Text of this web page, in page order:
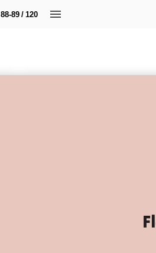
88-89 / 120